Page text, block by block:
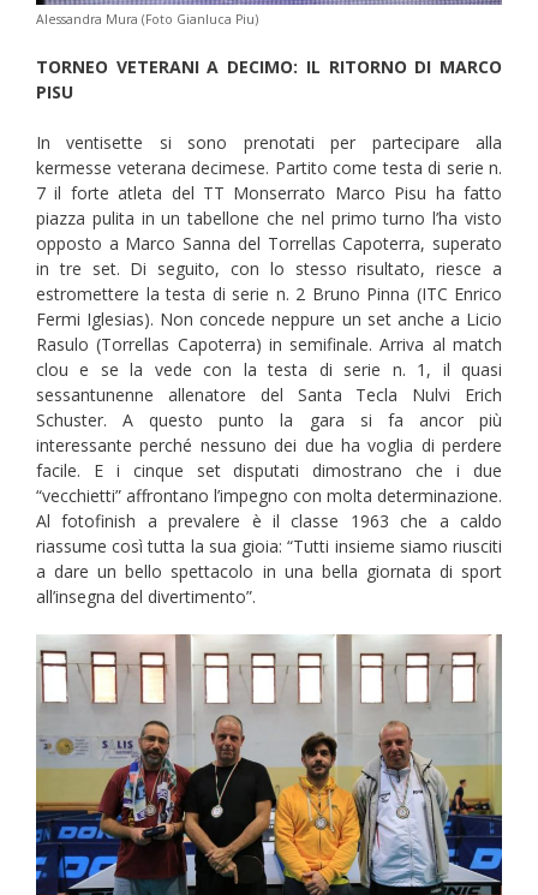
Alessandra Mura (Foto Gianluca Piu)
TORNEO VETERANI A DECIMO: IL RITORNO DI MARCO
PISU
In ventisette si sono prenotati per partecipare alla
kermesse veterana decimese. Partito come testa di serie n.
7 il forte atleta del TT Monserrato Marco Pisu ha fatto
piazza pulita in un tabellone che nel primo turno l’ha visto
opposto a Marco Sanna del Torrellas Capoterra, superato
in tre set. Di seguito, con lo stesso risultato, riesce a
estromettere la testa di serie n. 2 Bruno Pinna (ITC Enrico
Fermi Iglesias). Non concede neppure un set anche a Licio
Rasulo (Torrellas Capoterra) in semifinale. Arriva al match
clou e se la vede con la testa di serie n. 1, il quasi
sessantunenne allenatore del Santa Tecla Nulvi Erich
Schuster. A questo punto la gara si fa ancor più
interessante perché nessuno dei due ha voglia di perdere
facile. E i cinque set disputati dimostrano che i due
“vecchietti” affrontano l’impegno con molta determinazione.
Al fotofinish a prevalere è il classe 1963 che a caldo
riassume così tutta la sua gioia: “Tutti insieme siamo riusciti
a dare un bello spettacolo in una bella giornata di sport
all’insegna del divertimento”.